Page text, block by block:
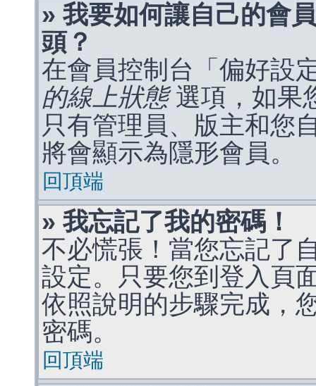
» 我要如何讓自己的會
頭？
在會員控制台「偏好設
的線上狀態選項，如果
只有管理員、版主和您
將會顯示為隱形會員。
回頂端
» 我忘記了我的密碼！
不必慌張！當您忘記了
設定。只要您到登入頁
依照說明的步驟完成，
密碼。
回頂端